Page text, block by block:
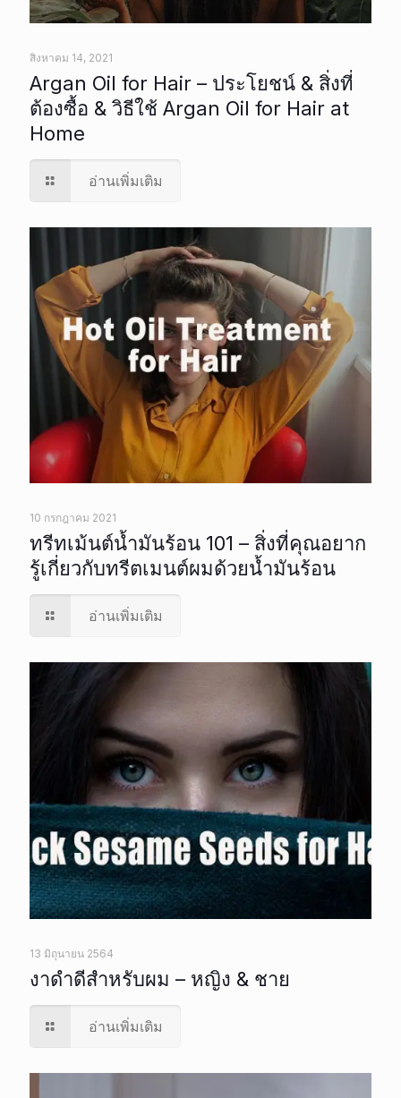
สิงหาคม 14, 2021
Argan Oil for Hair – ประโยชน์ & สิ่งที่
ต้องซื้อ & วิธีใช้ Argan Oil for Hair at
Home
อ่านเพิ่มเติม
10 กรกฎาคม 2021
ทรีทเม้นต์น้ำมันร้อน 101 – สิ่งที่คุณอยาก
รู้เกี่ยวกับทรีตเมนต์ผมด้วยน้ำมันร้อน
อ่านเพิ่มเติม
13 มิถุนายน 2564
งาดำดีสำหรับผม – หญิง & ชาย
อ่านเพิ่มเติม